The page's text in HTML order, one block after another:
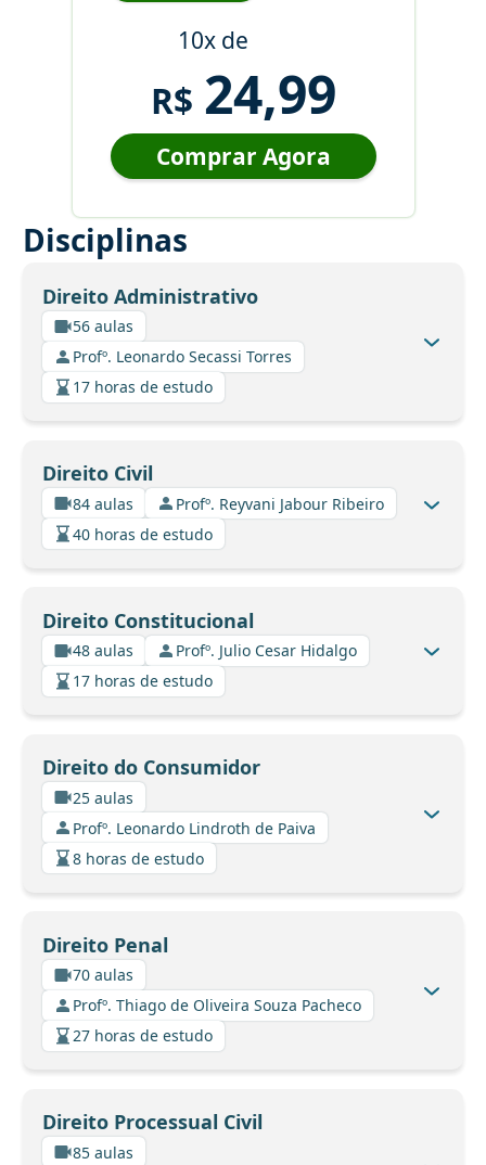
10x de
R$ 24,99
Comprar Agora
Disciplinas
Direito Administrativo
56 aulas
Profº. Leonardo Secassi Torres
17 horas de estudo
Direito Civil
84 aulas
Profº. Reyvani Jabour Ribeiro
40 horas de estudo
Direito Constitucional
48 aulas
Profº. Julio Cesar Hidalgo
17 horas de estudo
Direito do Consumidor
25 aulas
Profº. Leonardo Lindroth de Paiva
8 horas de estudo
Direito Penal
70 aulas
Profº. Thiago de Oliveira Souza Pacheco
27 horas de estudo
Direito Processual Civil
85 aulas